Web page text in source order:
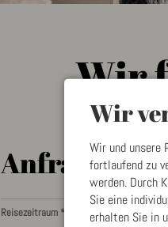
Wir
Anfrage
Reisezeitraum *
Wir
Wir und unsere
fortlaufend zu
werden. Durch
Sie eine
erhalten Sie in